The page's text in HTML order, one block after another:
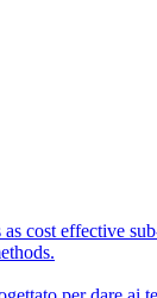
cost effective